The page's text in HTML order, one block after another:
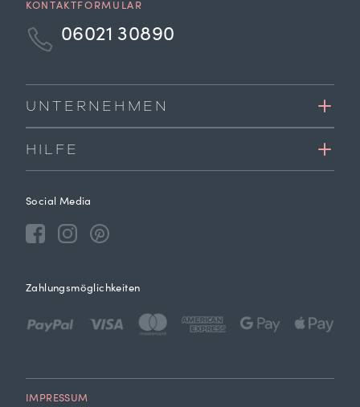
KONTAKTFORMULAR
06021 30890
UNTERNEHMEN
HILFE
Social Media
Zahlungsmöglichkeiten
IMPRESSUM